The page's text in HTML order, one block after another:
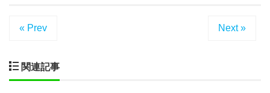
« Prev Next »
関連記事